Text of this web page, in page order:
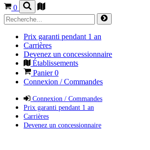
0
Prix garanti pendant 1 an
Carrières
Devenez un concessionnaire
Établissements
Panier0
Connexion / Commandes
Connexion / Commandes
Prix garanti pendant 1 an
Carrières
Devenez un concessionnaire